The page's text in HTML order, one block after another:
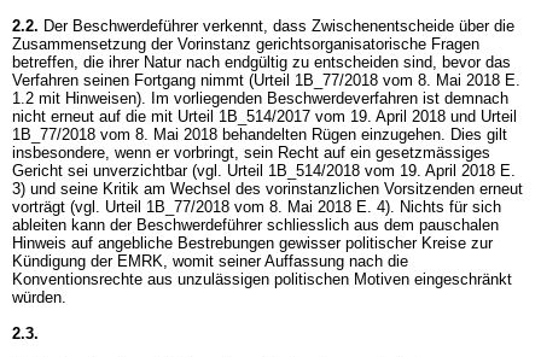
2.2. Der Beschwerdeführer verkennt, dass Zwischenentscheide über die
Zusammensetzung der Vorinstanz gerichtsorganisatorische Fragen
betreffen, die ihrer Natur nach endgültig zu entscheiden sind, bevor das
Verfahren seinen Fortgang nimmt (Urteil 1B_77/2018 vom 8. Mai 2018 E.
1.2 mit Hinweisen). Im vorliegenden Beschwerdeverfahren ist demnach
nicht erneut auf die mit Urteil 1B_514/2017 vom 19. April 2018 und Urteil
1B_77/2018 vom 8. Mai 2018 behandelten Rügen einzugehen. Dies gilt
insbesondere, wenn er vorbringt, sein Recht auf ein gesetzmässiges
Gericht sei unverzichtbar (vgl. Urteil 1B_514/2018 vom 19. April 2018 E.
3) und seine Kritik am Wechsel des vorinstanzlichen Vorsitzenden erneut
vorträgt (vgl. Urteil 1B_77/2018 vom 8. Mai 2018 E. 4). Nichts für sich
ableiten kann der Beschwerdeführer schliesslich aus dem pauschalen
Hinweis auf angebliche Bestrebungen gewisser politischer Kreise zur
Kündigung der EMRK, womit seiner Auffassung nach die
Konventionsrechte aus unzulässigen politischen Motiven eingeschränkt
würden.
2.3.